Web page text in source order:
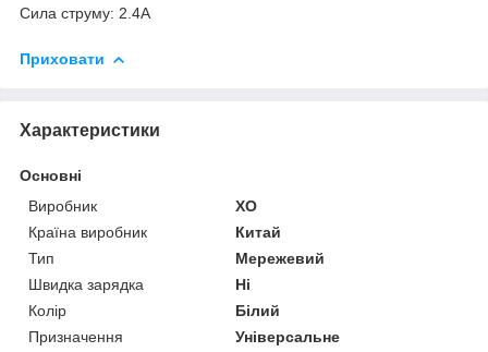
Сила струму: 2.4А
Приховати
Характеристики
Основні
Виробник
XO
Країна виробник
Китай
Тип
Мережевий
Швидка зарядка
Ні
Колір
Білий
Призначення
Універсальне